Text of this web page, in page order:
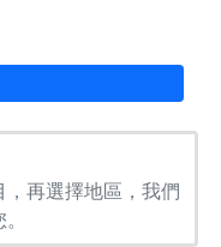
再選擇地區，我們